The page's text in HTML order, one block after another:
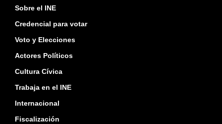
Sobre el INE
Credencial para votar
Voto y Elecciones
Actores Políticos
Cultura Cívica
Trabaja en el INE
Internacional
Fiscalización